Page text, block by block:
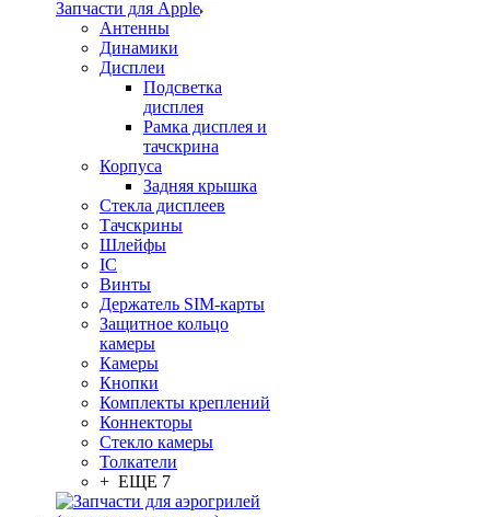
Запчасти для Apple
Антенны
Динамики
Дисплеи
Подсветка
дисплея
Рамка дисплея и
тачскрина
Корпуса
Задняя крышка
Стекла дисплеев
Тачскрины
Шлейфы
IC
Винты
Держатель SIM-карты
Защитное кольцо
камеры
Камеры
Кнопки
Комплекты креплений
Коннекторы
Стекло камеры
Толкатели
+ ЕЩЕ 7